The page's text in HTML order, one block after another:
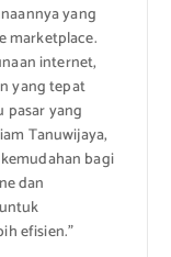
yang
marketplace.
internet,
yang tepat
pasar yang
Tanuwijaya,
bagi
dan
efisien.”